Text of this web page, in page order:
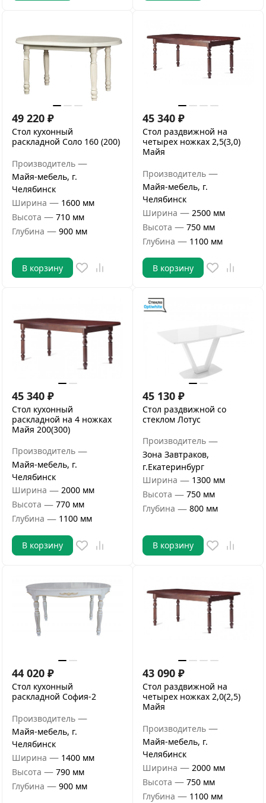
49 220 ₽
Стол кухонный
раскладной Соло 160 (200)
Производитель —
Майя-мебель, г.
Челябинск
Ширина — 1600 мм
Высота — 710 мм
Глубина — 900 мм
В корзину
45 340 ₽
Стол раздвижной на
четырех ножках 2,5(3,0)
Майя
Производитель —
Майя-мебель, г.
Челябинск
Ширина — 2500 мм
Высота — 750 мм
Глубина — 1100 мм
В корзину
45 340 ₽
Стол кухонный
раскладной на 4 ножках
Майя 200(300)
Производитель —
Майя-мебель, г.
Челябинск
Ширина — 2000 мм
Высота — 770 мм
Глубина — 1100 мм
В корзину
45 130 ₽
Стол раздвижной со
стеклом Лотус
Производитель —
Зона Завтраков,
г.Екатеринбург
Ширина — 1300 мм
Высота — 750 мм
Глубина — 800 мм
В корзину
44 020 ₽
Стол кухонный
раскладной София-2
Производитель —
Майя-мебель, г.
Челябинск
Ширина — 1400 мм
Высота — 790 мм
Глубина — 900 мм
43 090 ₽
Стол раздвижной на
четырех ножках 2,0(2,5)
Майя
Производитель —
Майя-мебель, г.
Челябинск
Ширина — 2000 мм
Высота — 750 мм
Глубина — 1100 мм